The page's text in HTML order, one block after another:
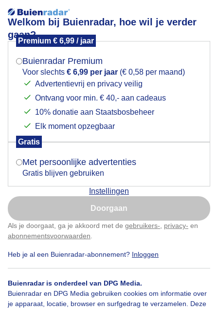
Welkom bij Buienradar, hoe wil je verder
gaan?
Premium € 6,99 / jaar
Buienradar Premium
Voor slechts € 6,99 per jaar (€ 0,58 per maand)
Advertentievrij en privacy veilig
Ontvang voor min. € 40,- aan cadeaus
10% donatie aan Staatsbosbeheer
Elk moment opzegbaar
Gratis
Met persoonlijke advertenties
Gratis blijven gebruiken
Instellingen
Doorgaan
Als je doorgaat, ga je akkoord met de gebruikers- privacy- en
abonnementsvoorwaarden
Heb je al een Buienradar-abonnement? Inloggen
Buienradar is onderdeel van DPG Media.
Buienradar en DPG Media gebruiken cookies om informatie over
je apparaat, locatie, browser en surfgedrag te verzamelen. Deze
Steeds meer blauw in het westen
Ba een grijze ochtend zien we in de middag steeds
meer blauw aan de Hemel.
Door: Gerard Boukes Gemaakt: 07-06-2026, 46x bekeken
Bekijk slideshow
Mogen we je locatie gebruiken voor het
Indien je hier nog geen akkoord op hebt gegeven,
verschijnt er zo een pop-up uit je browser waarin
Is goed, toon de popup
Nu niet, misschien later
Klik hierom dit aan te passen